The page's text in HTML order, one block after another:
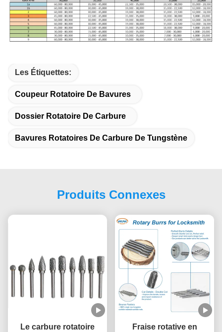
Les Étiquettes:
Coupeur Rotatoire De Bavures
Dossier Rotatoire De Carbure
Bavures Rotatoires De Carbure De Tungstène
Produits Connexes
Le carbure rotatoire
Fraise rotative en